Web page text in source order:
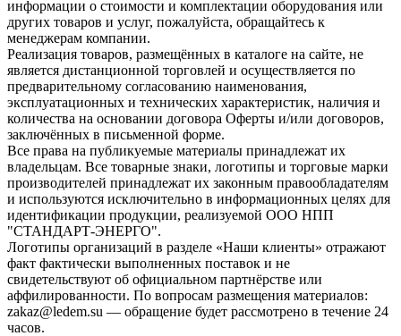
информации о стоимости и комплектации оборудования или
других товаров и услуг, пожалуйста, обращайтесь к
менеджерам компании.
Реализация товаров, размещённых в каталоге на сайте, не
является дистанционной торговлей и осуществляется по
предварительному согласованию наименования,
эксплуатационных и технических характеристик, наличия и
количества на основании договора Оферты и/или договоров,
заключённых в письменной форме.
Все права на публикуемые материалы принадлежат их
владельцам. Все товарные знаки, логотипы и торговые марки
производителей принадлежат их законным правообладателям
и используются исключительно в информационных целях для
идентификации продукции, реализуемой ООО НПП
"СТАНДАРТ-ЭНЕРГО".
Логотипы организаций в разделе «Наши клиенты» отражают
факт фактически выполненных поставок и не
свидетельствуют об официальном партнёрстве или
аффилированности. По вопросам размещения материалов:
zakaz@ledem.su — обращение будет рассмотрено в течение 24
часов.